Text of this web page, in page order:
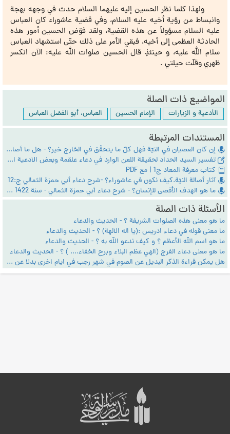
ولهذا كلما نظر الحسين إليه عليهما السلام حدث في وجهه بهجة
وانبساط من رؤية أخيه عليه السلام، وفي قضية عاشوراء كان العباس
عليه السلام مسؤولاً عن هذه القضية، ولقد فوّض الحسين أمور هذه
الحادثة العظمى إلى أخيه، فبقي الأمر على ذلك حتّى استشهاد العباس
سلام الله عليه، و حينئذٍ قال الحسين صلوات الله عليه: الآن انكسر
ظهري وقلّت حيلتي .
المواضيع ذات الصلة
الأدعية و الزيارات الإمام الحسين العباس، أبو الفضل العباس
المستندات المرتبطة
إن كان العصيان في النيّة فهل كلّ ما يتحقّق في الخارج خير؟ - هل ما أصاب الإمام الحسين عليه السلام خيرٌ أم شرٌّ؟ - دعاء أبي حمزة الثمالي - ج:10
تفسير السيد الحداد لحقيقة اللعن الوارد في دعاء علقمة وبعض الادعية الاخري
كتاب معرفة المعاد ج1 | مع PDF
آثار أصالة النيّة.كيف نكون في عاشوراء؟ -شرح دعاء أبي حمزة الثمالي ج:12
ما هو الهدف الأقصى للإنسان؟ - شرح دعاء أبي حمزة الثمالي - سنة 1422 - ج: 3
الأسئلة ذات الصلة
ما هو معنى هذه الصلوات الشريفة ؟ - الحديث والدعاء
ما معنى قوله في دعاء ادريس :(يا اله الالهة) ؟ - الحديث والدعاء
ما هو اسم الله الأعظم ؟ و كيف ندعو الله به ؟ - الحديث والدعاء
ما هو معنى دعاء الفرج (الهي عظم البلاء وبرح الخفاء.... ) ؟ - الحديث والدعاء
هل يمكن قراءة الذكر البديل عن الصوم في شهر رجب في ايام اخرى بدلا عن الصوم؟ - الحديث والدعاء